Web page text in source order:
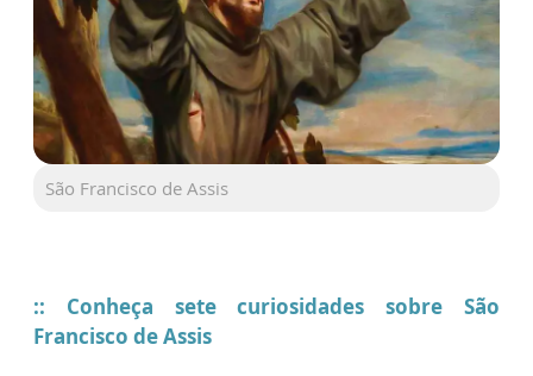
São Francisco de Assis
:: Conheça sete curiosidades sobre São
Francisco de Assis